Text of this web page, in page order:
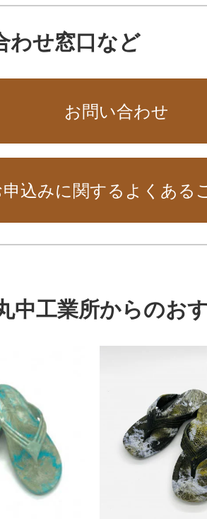
わせ窓口など
お問い合わせ
申込みに関するよくある
中工業所からのお